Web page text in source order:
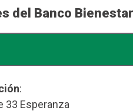
del Banco
:
33 Esperanza